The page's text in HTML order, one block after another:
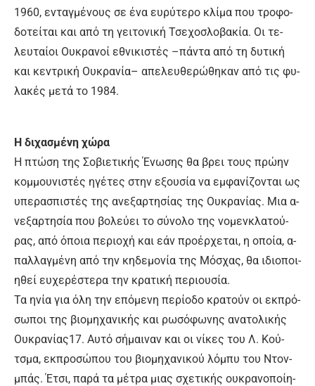
1960, ε­νταγ­μέ­νους σε έ­να ευ­ρύ­τε­ρο κλί­μα που τρο­φο­
δο­τεί­ται και α­πό τη γει­το­νι­κή Τσε­χο­σλο­βα­κί­α. Οι τε­
λευ­ταί­οι Ου­κρα­νοί ε­θνι­κι­στές –πά­ντα α­πό τη δυ­τι­κή
και κε­ντρι­κή Ου­κρα­νί­α– α­πε­λευ­θε­ρώ­θη­καν α­πό τις φυ­
λα­κές με­τά το 1984.
Η δι­χα­σμέ­νη χώ­ρα
Η πτώ­ση της Σο­βιε­τι­κής Έ­νω­σης θα βρει τους πρώ­ην
κομ­μου­νι­στές η­γέ­τες στην ε­ξου­σί­α να εμ­φα­νί­ζο­νται ως
υ­πε­ρα­σπι­στές της α­νε­ξαρ­τη­σί­ας της Ου­κρα­νί­ας. Μια α­
νε­ξαρ­τη­σί­α που βο­λεύ­ει το σύ­νο­λο της νο­μενκλα­τού­
ρας, α­πό ό­ποια πε­ριο­χή και ε­άν προ­έρ­χε­ται, η ο­ποί­α, α­
παλ­λαγ­μέ­νη α­πό την κη­δε­μο­νί­α της Μό­σχας, θα ι­διο­ποι­
η­θεί ευ­χε­ρέ­στε­ρα την κρα­τι­κή πε­ριου­σί­α.
Τα η­νί­α για ό­λη την ε­πό­με­νη πε­ρί­ο­δο κρα­τούν οι εκ­πρό­
σω­ποι της βιο­μη­χα­νι­κής και ρω­σό­φω­νης α­να­το­λι­κής
Ου­κρα­νί­ας17. Αυ­τό σή­μαι­ναν και οι νί­κες του Λ. Κού­
τσμα, εκ­προ­σώ­που του βιο­μη­χα­νι­κού λό­μπυ του Ντον­
μπάς. Έ­τσι, πα­ρά τα μέ­τρα μιας σχε­τι­κής ου­κρα­νο­ποί­η­